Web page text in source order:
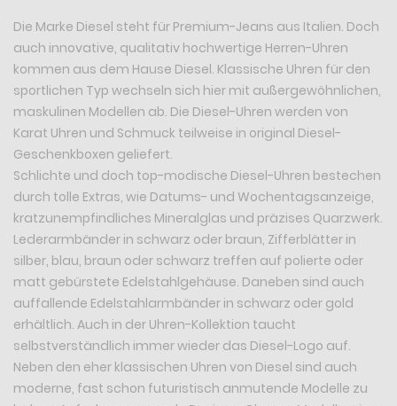
Die Marke Diesel steht für Premium-Jeans aus Italien. Doch
auch innovative, qualitativ hochwertige Herren-Uhren
kommen aus dem Hause Diesel. Klassische Uhren für den
sportlichen Typ wechseln sich hier mit außergewöhnlichen,
maskulinen Modellen ab. Die Diesel-Uhren werden von
Karat Uhren und Schmuck teilweise in original Diesel-
Geschenkboxen geliefert.
Schlichte und doch top-modische Diesel-Uhren bestechen
durch tolle Extras, wie Datums- und Wochentagsanzeige,
kratzunempfindliches Mineralglas und präzises Quarzwerk.
Lederarmbänder in schwarz oder braun, Zifferblätter in
silber, blau, braun oder schwarz treffen auf polierte oder
matt gebürstete Edelstahlgehäuse. Daneben sind auch
auffallende Edelstahlarmbänder in schwarz oder gold
erhältlich. Auch in der Uhren-Kollektion taucht
selbstverständlich immer wieder das Diesel-Logo auf.
Neben den eher klassischen Uhren von Diesel sind auch
moderne, fast schon futuristisch anmutende Modelle zu